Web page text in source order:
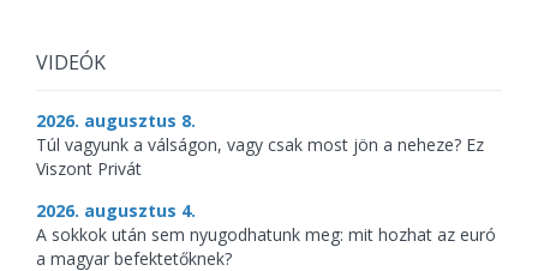
VIDEÓK
2026. augusztus 8.
Túl vagyunk a válságon, vagy csak most jön a neheze? Ez
Viszont Privát
2026. augusztus 4.
A sokkok után sem nyugodhatunk meg: mit hozhat az euró
a magyar befektetőknek?